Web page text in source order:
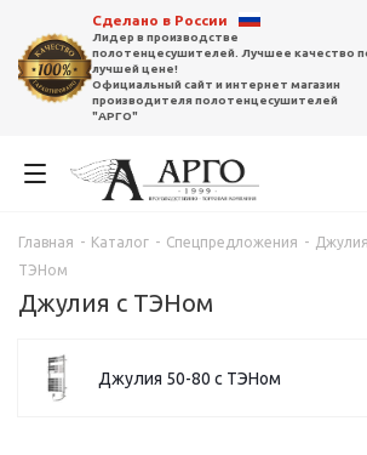
Сделано в России
Лидер в производстве
полотенцесушителей. Лучшее качество
лучшей цене!
Официальный сайт и интернет магазин
производителя полотенцесушителей
"АРГО"
Главная - Каталог - Спецпредложения -
ТЭНом
Джулия с ТЭНом
Джулия 50-80 с ТЭНом